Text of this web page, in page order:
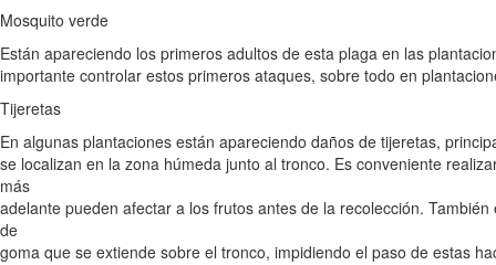
Mosquito verde
Están apareciendo los primeros adultos de esta plaga en las
importante controlar estos primeros ataques, sobre todo en
Tijeretas
En algunas plantaciones están apareciendo daños de tijeretas,
se localizan en la zona húmeda junto al tronco. Es conveniente
más
adelante pueden afectar a los frutos antes de la recolección.
de
goma que se extiende sobre el tronco, impidiendo el paso de estas